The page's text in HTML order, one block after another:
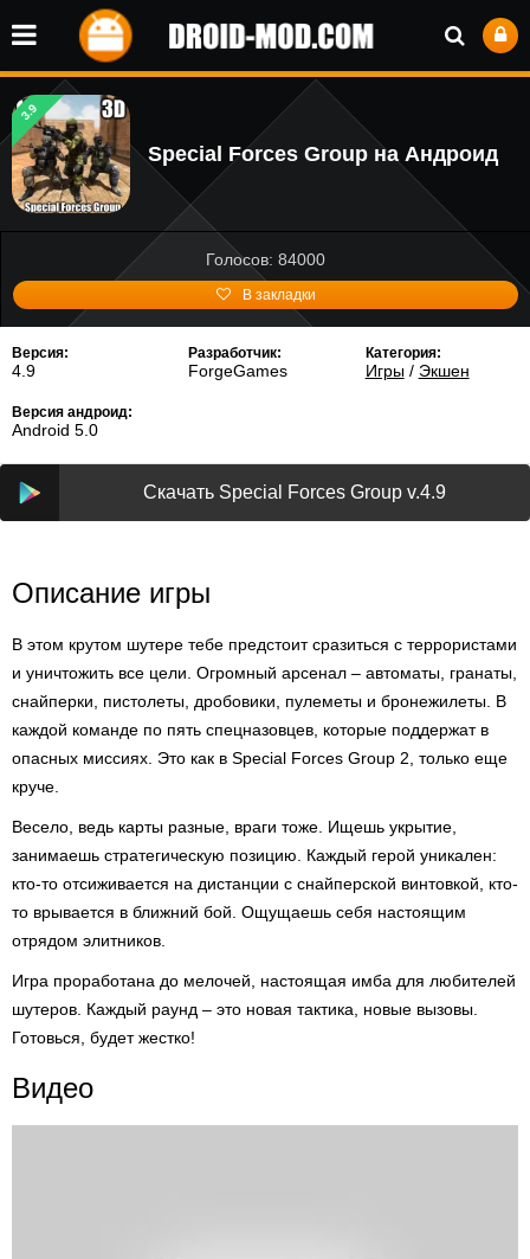
3.9
Special Forces Group на Андроид
Голосов: 84000
В закладки
Версия:
4.9
Разработчик:
ForgeGames
Категория:
Игры/ Экшен
Версия андроид:
Android 5.0
Скачать Special Forces Group v.4.9
Описание игры
В этом крутом шутере тебе предстоит сразиться с террористами
и уничтожить все цели. Огромный арсенал – автоматы, гранаты,
снайперки, пистолеты, дробовики, пулеметы и бронежилеты. В
каждой команде по пять спецназовцев, которые поддержат в
опасных миссиях. Это как в Special Forces Group 2, только еще
круче.
Весело, ведь карты разные, враги тоже. Ищешь укрытие,
занимаешь стратегическую позицию. Каждый герой уникален:
кто-то отсиживается на дистанции с снайперской винтовкой, кто-
то врывается в ближний бой. Ощущаешь себя настоящим
отрядом элитников.
Игра проработана до мелочей, настоящая имба для любителей
шутеров. Каждый раунд – это новая тактика, новые вызовы.
Готовься, будет жестко!
Видео